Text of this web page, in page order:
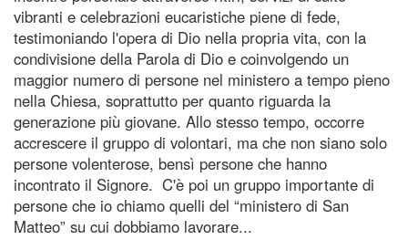
vibranti e celebrazioni eucaristiche piene di fede,
testimoniando l'opera di Dio nella propria vita, con la
condivisione della Parola di Dio e coinvolgendo un
maggior numero di persone nel ministero a tempo pieno
nella Chiesa, soprattutto per quanto riguarda la
generazione più giovane. Allo stesso tempo, occorre
accrescere il gruppo di volontari, ma che non siano solo
persone volenterose, bensì persone che hanno
incontrato il Signore. C'è poi un gruppo importante di
persone che io chiamo quelli del “ministero di San
Matteo” su cui dobbiamo lavorare...